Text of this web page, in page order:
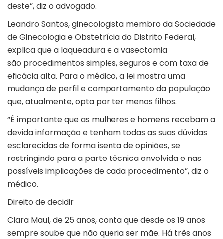
deste”, diz o advogado.
Leandro Santos, ginecologista membro da Sociedade
de Ginecologia e Obstetrícia do Distrito Federal,
explica que a laqueadura e a vasectomia
são procedimentos simples, seguros e com taxa de
eficácia alta. Para o médico, a lei mostra uma
mudança de perfil e comportamento da população
que, atualmente, opta por ter menos filhos.
“É importante que as mulheres e homens recebam a
devida informação e tenham todas as suas dúvidas
esclarecidas de forma isenta de opiniões, se
restringindo para a parte técnica envolvida e nas
possíveis implicações de cada procedimento”, diz o
médico.
Direito de decidir
Clara Maul, de 25 anos, conta que desde os 19 anos
sempre soube que não queria ser mãe. Há três anos